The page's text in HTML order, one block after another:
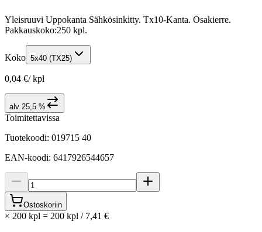
Yleisruuvi Uppokanta Sähkösinkitty. Tx10-Kanta. Osakierre.
Pakkauskoko:250 kpl.
Koko 5x40 (TX25)
0,04 €/ kpl
alv 25,5 %
Toimitettavissa
Tuotekoodi: 019715 40
EAN-koodi: 6417926544657
Ostoskoriin
× 200 kpl = 200 kpl / 7,41 €